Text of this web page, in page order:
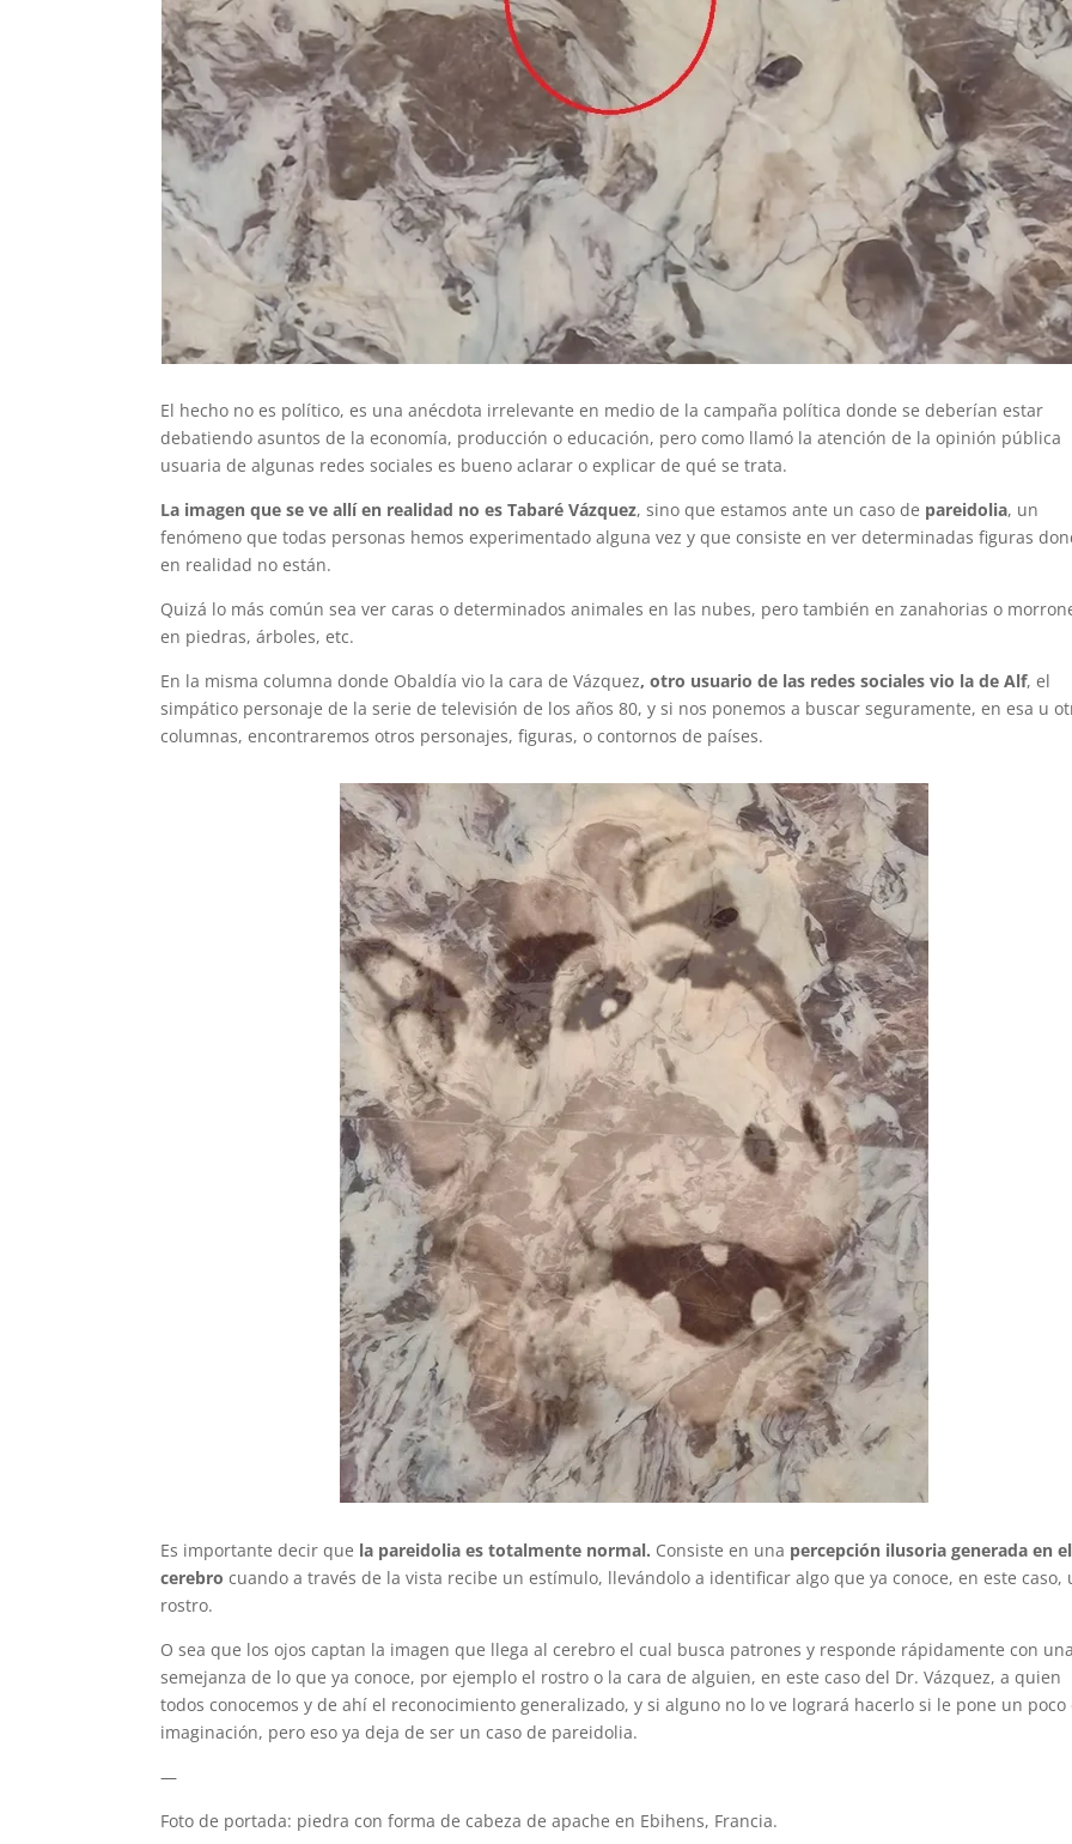
El hecho no es político, es una anécdota irrelevante en medio de la campaña política donde se deberían estar
debatiendo asuntos de la economía, producción o educación, pero como llamó la atención de la opinión pública
usuaria de algunas redes sociales es bueno aclarar o explicar de qué se trata.
La imagen que se ve allí en realidad no es Tabaré Vázquez, sino que estamos ante un caso de pareidolia, un
fenómeno que todas personas hemos experimentado alguna vez y que consiste en ver determinadas figuras
en realidad no están.
Quizá lo más común sea ver caras o determinados animales en las nubes, pero también en zanahorias o
en piedras, árboles, etc.
En la misma columna donde Obaldía vio la cara de Vázquez, otro usuario de las redes sociales vio la de Alf, el
simpático personaje de la serie de televisión de los años 80, y si nos ponemos a buscar seguramente, en esa u
columnas, encontraremos otros personajes, figuras, o contornos de países.
Es importante decir que la pareidolia es totalmente normal. Consiste en una percepción ilusoria generada en el
cerebro cuando a través de la vista recibe un estímulo, llevándolo a identificar algo que ya conoce, en este caso,
rostro.
O sea que los ojos captan la imagen que llega al cerebro el cual busca patrones y responde rápidamente con
semejanza de lo que ya conoce, por ejemplo el rostro o la cara de alguien, en este caso del Dr. Vázquez, a quien
todos conocemos y de ahí el reconocimiento generalizado, y si alguno no lo ve logrará hacerlo si le pone un poco
imaginación, pero eso ya deja de ser un caso de pareidolia.
—
Foto de portada: piedra con forma de cabeza de apache en Ebihens, Francia.